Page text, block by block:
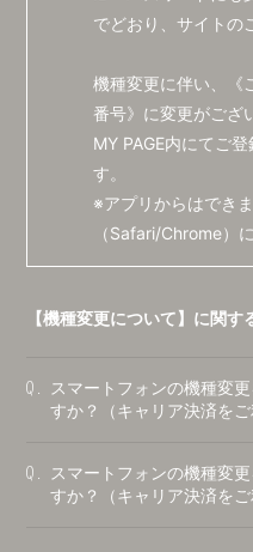
でどおり、サイトの
機種変更に伴い、《
番号》に変更がござ
MY PAGE内にてご
す。
※アプリからはでき
（Safari/Chrome）
【機種変更について】に関す
Q.
スマートフォンの機種変
すか？（キャリア決済を
Q.
スマートフォンの機種変
すか？（キャリア決済を